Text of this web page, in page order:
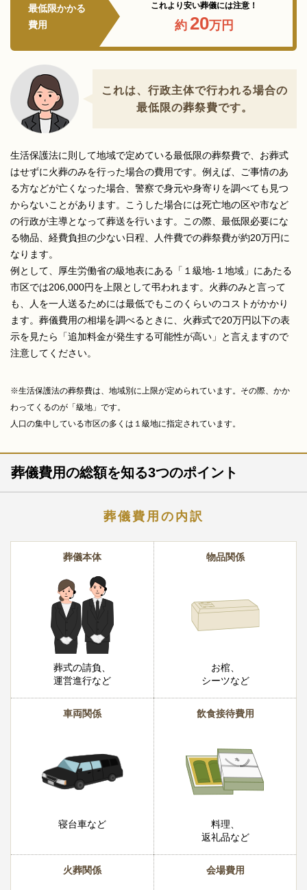
最低限かかる
費用
これより安い葬儀には注意！
約 20万円
これは、行政主体で行われる場合の
最低限の葬祭費です。
生活保護法に則して地域で定めている最低限の葬祭費で、お葬式
はせずに火葬のみを行った場合の費用です。例えば、ご事情のあ
る方などが亡くなった場合、警察で身元や身寄りを調べても見つ
からないことがあります。こうした場合には死亡地の区や市など
の行政が主導となって葬送を行います。この際、最低限必要にな
る物品、経費負担の少ない日程、人件費での葬祭費が約20万円に
なります。
例として、厚生労働省の級地表にある「１級地-１地域」にあたる
市区では206,000円を上限として弔われます。火葬のみと言って
も、人を一人送るためには最低でもこのくらいのコストがかかり
ます。葬儀費用の相場を調べるときに、火葬式で20万円以下の表
示を見たら「追加料金が発生する可能性が高い」と言えますので
注意してください。
※生活保護法の葬祭費は、地域別に上限が定められています。その際、かか
わってくるのが「級地」です。
人口の集中している市区の多くは１級地に指定されています。
葬儀費用の総額を知る3つのポイント
葬儀費用の内訳
葬儀本体
葬式の請負、
運営進行など
物品関係
お棺、
シーツなど
車両関係
寝台車など
飲食接待費用
料理、
返礼品など
火葬関係 会場費用